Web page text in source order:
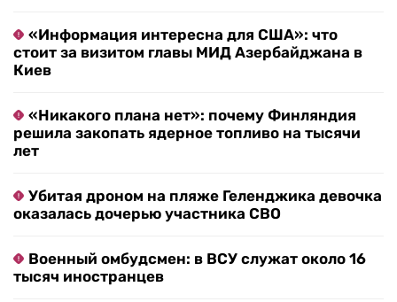
«Информация интересна для США»: что
стоит за визитом главы МИД Азербайджана в
Киев
«Никакого плана нет»: почему Финляндия
решила закопать ядерное топливо на тысячи
лет
Убитая дроном на пляже Геленджика девочка
оказалась дочерью участника СВО
Военный омбудсмен: в ВСУ служат около 16
тысяч иностранцев